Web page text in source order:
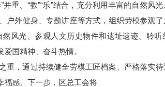
重、“教”“乐”结合，充分利用丰富的自然风
外健身、专题讲座等方式，组织劳模参观了
风光、参观人文历史物件和遗址遗迹、聆
国精神、奋斗热情。
，通过持续健全劳模工匠档案、严格落实
福感。下一步，区总工会将